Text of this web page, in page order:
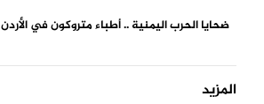
ضحايا الحرب اليمنية .. أطباء متروكون في الأردن
المزيد